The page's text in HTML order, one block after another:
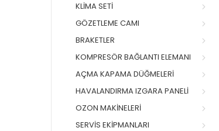
KLIMA SETI
GÖZETLEME CAMI
BRAKETLER
KOMPRESÖR BAĞLANTI ELEMANI
AÇMA KAPAMA DÜĞMELERI
HAVALANDIRMA IZGARA PANELI
OZON MAKINELERI
SERVIS EKIPMANLARI